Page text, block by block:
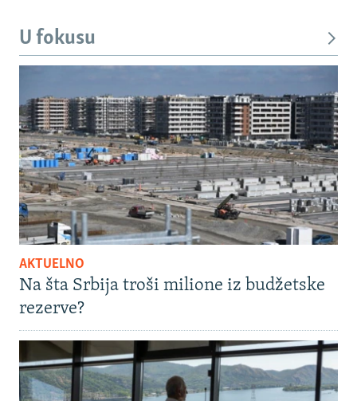
U fokusu
AKTUELNO
Na šta Srbija troši milione iz budžetske
rezerve?